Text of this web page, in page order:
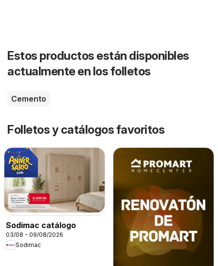
Estos productos están disponibles
actualmente en los folletos
Cemento
Folletos y catálogos favoritos
Sodimac catálogo
03/08 - 09/08/2026
Sodimac